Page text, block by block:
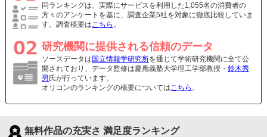
同ランキングは、実際にサービスを利用した1,055名の消費者の
方々のアンケートを基に、調査企業5社を対象に徹底比較していま
す。調査概要はこちら 。
研究機関に提供される信頼のデータ
ソースデータは 国立情報学研究所を通じて学術研究機関に全て公
開されており、データ監修は慶應義塾大学理工学部教授・ 鈴木秀
男 氏が行っています。
オリコンのランキングの概要についてはこちら 。
無料作品の充実さ 満足度ランキング